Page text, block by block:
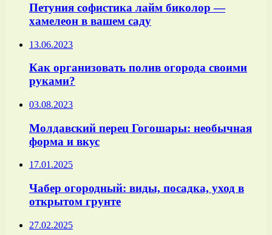
Петуния софистика лайм биколор —
хамелеон в вашем саду
13.06.2023
Как организовать полив огорода своими
руками?
03.08.2023
Молдавский перец Гогошары: необычная
форма и вкус
17.01.2025
Чабер огородный: виды, посадка, уход в
открытом грунте
27.02.2025